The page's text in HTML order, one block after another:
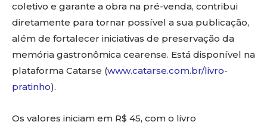
coletivo e garante a obra na pré-venda, contribui
diretamente para tornar possível a sua publicação,
além de fortalecer iniciativas de preservação da
memória gastronômica cearense. Está disponível na
plataforma Catarse (www.catarse.com.br/livro-
pratinho).
Os valores iniciam em R$ 45, com o livro